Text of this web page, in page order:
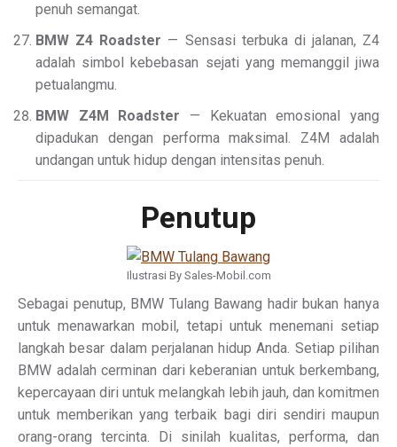
penuh semangat.
BMW Z4 Roadster — Sensasi terbuka di jalanan, Z4
adalah simbol kebebasan sejati yang memanggil jiwa
petualangmu.
BMW Z4M Roadster — Kekuatan emosional yang
dipadukan dengan performa maksimal. Z4M adalah
undangan untuk hidup dengan intensitas penuh.
Penutup
Ilustrasi By Sales-Mobil.com
Sebagai penutup, BMW Tulang Bawang hadir bukan hanya
untuk menawarkan mobil, tetapi untuk menemani setiap
langkah besar dalam perjalanan hidup Anda. Setiap pilihan
BMW adalah cerminan dari keberanian untuk berkembang,
kepercayaan diri untuk melangkah lebih jauh, dan komitmen
untuk memberikan yang terbaik bagi diri sendiri maupun
orang-orang tercinta. Di sinilah kualitas, performa, dan